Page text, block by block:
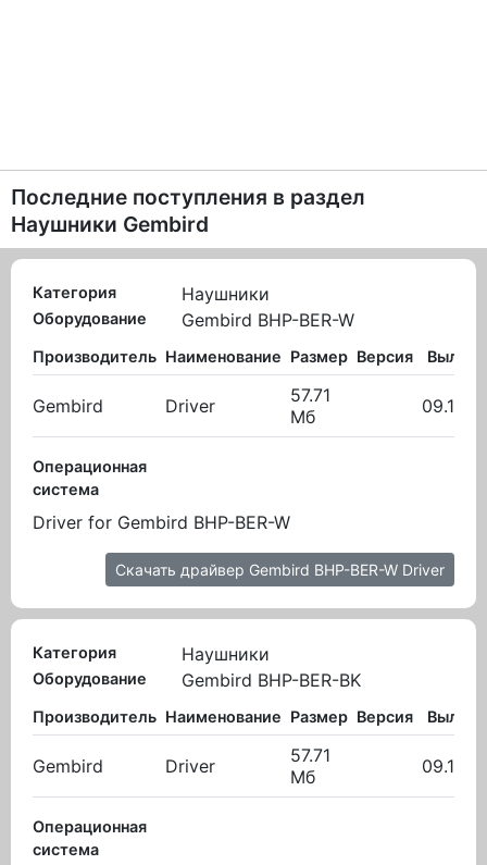
Последние поступления в раздел
Наушники Gembird
Категория Наушники
Оборудование Gembird BHP-BER-W
Производитель Наименование Размер Версия
Gembird Driver
57.71
Мб
Операционная
система
Driver for Gembird BHP-BER-W
Скачать драйвер Gembird BHP-BER-W Driver
Категория Наушники
Оборудование Gembird BHP-BER-BK
Производитель Наименование Размер Версия
Gembird Driver
57.71
Мб
Операционная
система